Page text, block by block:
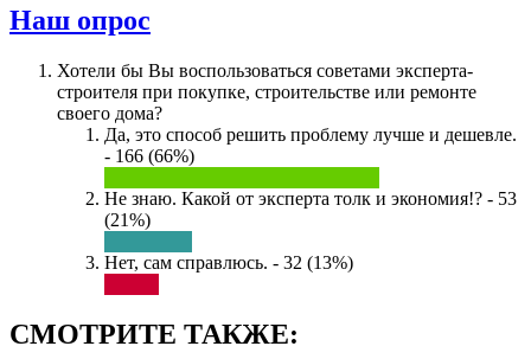
Наш опрос
Хотели бы Вы воспользоваться советами эксперта-
строителя при покупке, строительстве или ремонте
своего дома?
Да, это способ решить проблему лучше и дешевле.
- 166 (66%)
Не знаю. Какой от эксперта толк и экономия!? - 53
(21%)
Нет, сам справлюсь. - 32 (13%)
СМОТРИТЕ ТАКЖЕ: